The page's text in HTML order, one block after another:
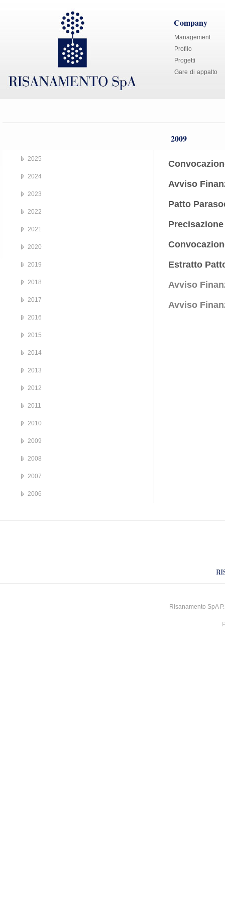
Company
Management
Profilo
Progetti
Gare di appalto
2009
Avviso
Patto
Estratto
Avviso
Avviso
2025
2024
2023
2022
2021
2020
2019
2018
2017
2016
2015
2014
2013
2012
2011
2010
2009
2008
2007
2006
Risanamento SpA